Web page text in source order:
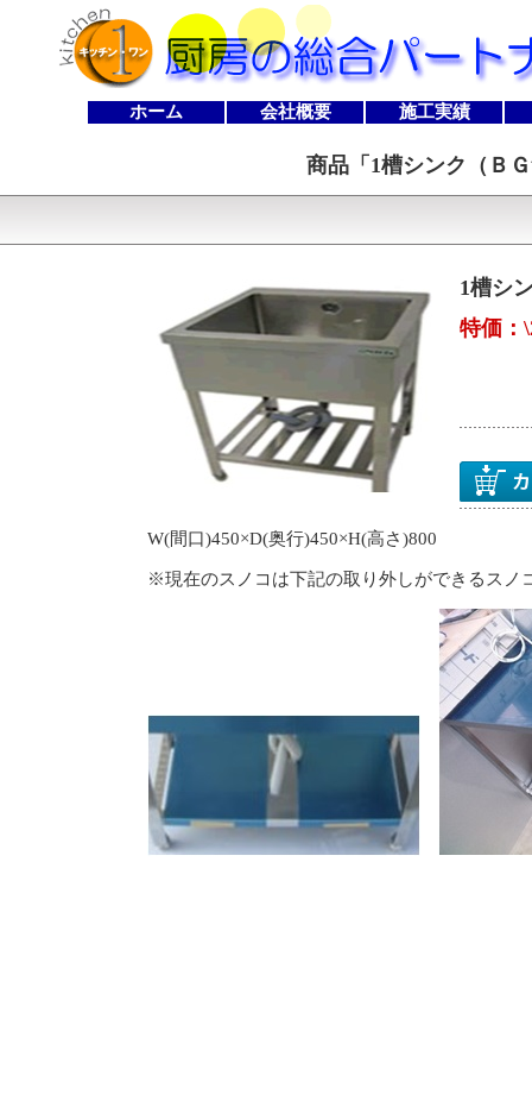
ホーム 会社概要 施工実績
商品「 1槽シンク（Ｂ
1槽シ
特価
W(間口)450×D(奥行)450×H(高さ)800
※現在のスノコは下記の取り外しができるスノ